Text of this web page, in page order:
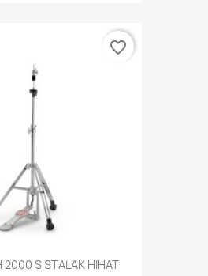
2000 S STALAK HIHAT
favorite_border